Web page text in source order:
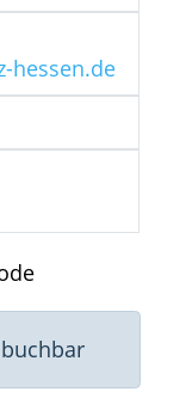
hessen.de